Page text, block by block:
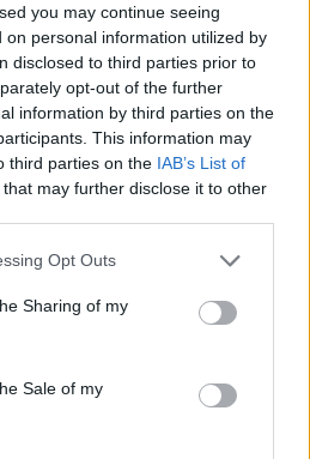
you may continue seeing
on personal information utilized by
disclosed to third parties prior to
opt-out of the further
information by third parties on the
This information may
third parties on the IAB’s List of
that may further disclose it to other
Opt Outs
Sharing of my
Sale of my
les rues dePalavas-les-
le Maire de la ville, avec
et carrosseries rutilantes.
disposition.